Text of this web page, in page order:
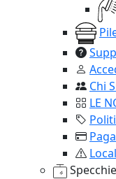
Chi
LE